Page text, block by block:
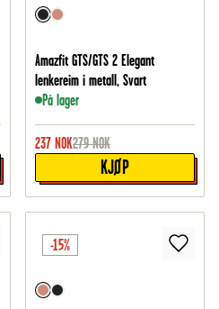
Amazfit GTS/GTS 2 Elegant
lenkereim i metall, Svart
På lager
237 NOK279 NOK
KJØP
-15%